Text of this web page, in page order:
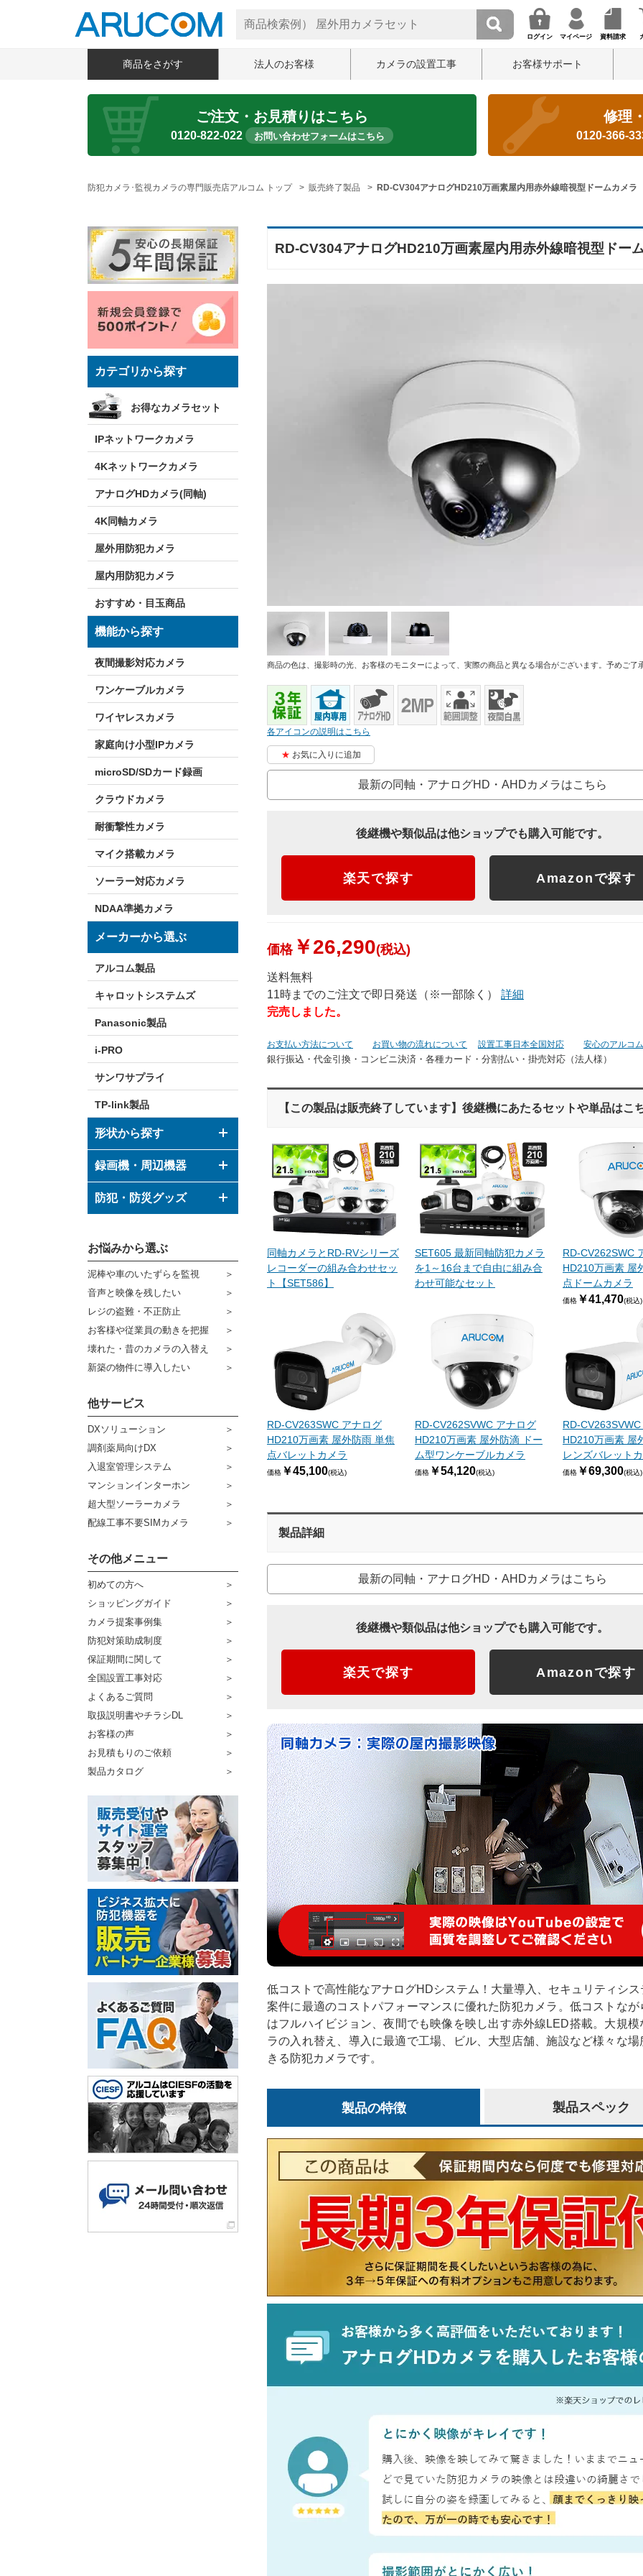
ログイン マイページ 資料請求
商品をさがす 法人のお客様 カメラの設置工事 お客様サポート
ご注文・お見積りはこちら
0120-822-022 お問い合わせフォームはこちら
修理
0120-366-
防犯カメラ･監視カメラの専門販売店アルコム トップ 販売終了製品 RD-CV304アナログHD210万画素屋内用赤外線暗視型ドームカメラ
カテゴリから探す
お得なカメラセット
IPネットワークカメラ
4Kネットワークカメラ
アナログHDカメラ(同軸)
4K同軸カメラ
屋外用防犯カメラ
屋内用防犯カメラ
おすすめ・目玉商品
機能から探す
夜間撮影対応カメラ
ワンケーブルカメラ
ワイヤレスカメラ
家庭向け小型IPカメラ
microSD/SDカード録画
クラウドカメラ
耐衝撃性カメラ
マイク搭載カメラ
ソーラー対応カメラ
NDAA準拠カメラ
メーカーから選ぶ
アルコム製品
キャロットシステムズ
Panasonic製品
i-PRO
サンワサプライ
TP-link製品
形状から探す
ドーム型カメラ
ボックス型カメラ
その他形状のカメラ
録画機・周辺機器
デジタルレコーダー
ハウジング
ブラケット
ケーブル
コネクター
その他周辺機器
防犯・防災グッズ
防災グッズ
センサーライト・アラーム
防犯ステッカー
宅配ボックス
販売終了商品
お悩みから選ぶ
泥棒や車のいたずらを監視
音声と映像を残したい
レジの盗難・不正防止
お客様や従業員の動きを把握
壊れた・昔のカメラの入替え
新築の物件に導入したい
他サービス
DXソリューション
調剤薬局向けDX
入退室管理システム
マンションインターホン
超大型ソーラーカメラ
配線工事不要SIMカメラ
その他メニュー
初めての方へ
ショッピングガイド
カメラ提案事例集
防犯対策助成制度
保証期間に関して
全国設置工事対応
よくあるご質問
取扱説明書やチラシDL
お客様の声
お見積もりのご依頼
製品カタログ
RD-CV304アナログHD210万画素屋内用赤外線暗視型ドー
商品の色は、撮影時の光、お客様のモニターによって、実際の商品と異なる場合がございます。予めご了
各アイコンの説明はこちら
お気に入りに追加
最新の同軸・アナログHD・AHDカメラはこちら
後継機や類似品は他ショップでも購入可能です。
楽天で探す Amazonで探す
価格￥26,290(税込)
送料無料
11時までのご注文で即日発送（※一部除く） 詳細
完売しました。
お支払い方法について お買い物の流れについて 設置工事日本全国対応 安心のアルコ
銀行振込・代金引換・コンビニ決済・ 各種カード・分割払い・掛売対応（法人様）
【この製品は販売終了しています】後継機にあたるセットや単品はこ
同軸カメラとRD-RVシリーズ
レコーダーの組み合わせセッ
ト【SET586】
SET605 最新同軸防犯カメラ
を1～16台まで自由に組み合
わせ可能なセット
RD-CV262SWC
HD210万画素 屋
点ドームカメラ
価格 ￥41,470(税込)
RD-CV263SWC アナログ
HD210万画素 屋外防雨 単焦
点バレットカメラ
価格 ￥45,100(税込)
RD-CV262SVWC アナログ
HD210万画素 屋外防滴 ドー
ム型ワンケーブルカメラ
価格 ￥54,120(税込)
RD-
HD210万画素 屋
レンズバレット
価格 ￥69,300(税込)
製品詳細
最新の同軸・アナログHD・AHDカメラはこちら
後継機や類似品は他ショップでも購入可能です。
楽天で探す Amazonで探す
低コストで高性能なアナログHDシステム！大量導入、セキュリティシス
案件に最適のコストパフォーマンスに優れた防犯カメラ。低コストなが
はフルハイビジョン、夜間でも映像を映し出す赤外線LED搭載。大規模
ラの入れ替え、導入に最適で工場、ビル、大型店舗、施設など様々な場
きる防犯カメラです。
製品の特徴 製品スペック